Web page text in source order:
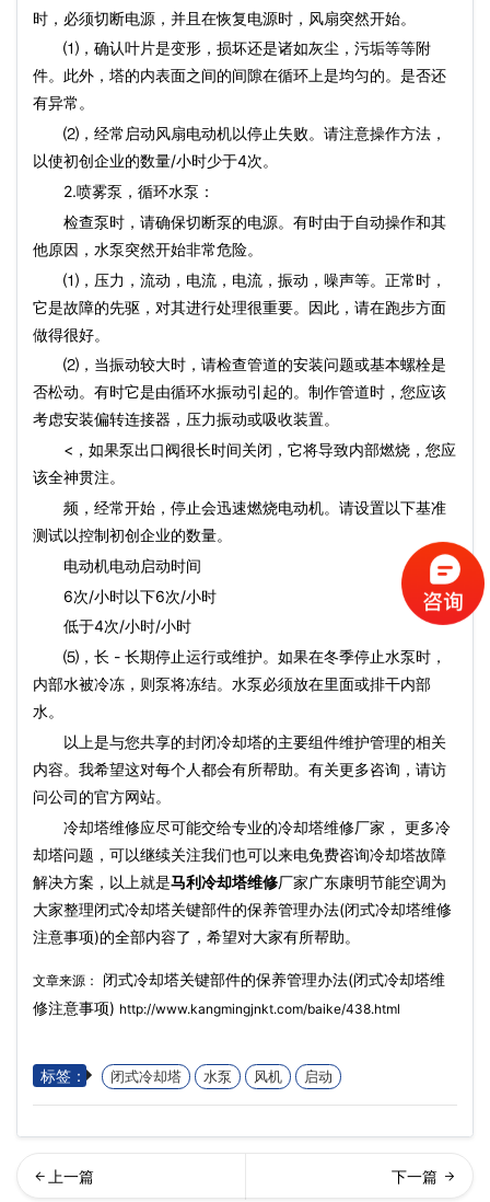
时，必须切断电源，并且在恢复电源时，风扇突然开始。
⑴，确认叶片是变形，损坏还是诸如灰尘，污垢等等附
件。此外，塔的内表面之间的间隙在循环上是均匀的。是否还
有异常。
⑵，经常启动风扇电动机以停止失败。请注意操作方法，
以使初创企业的数量/小时少于4次。
2.喷雾泵，循环水泵：
检查泵时，请确保切断泵的电源。有时由于自动操作和其
他原因，水泵突然开始非常危险。
⑴，压力，流动，电流，电流，振动，噪声等。正常时，
它是故障的先驱，对其进行处理很重要。因此，请在跑步方面
做得很好。
⑵，当振动较大时，请检查管道的安装问题或基本螺栓是
否松动。有时它是由循环水振动引起的。制作管道时，您应该
考虑安装偏转连接器，压力振动或吸收装置。
<，如果泵出口阀很长时间关闭，它将导致内部燃烧，您应
该全神贯注。
频，经常开始，停止会迅速燃烧电动机。请设置以下基准
测试以控制初创企业的数量。
电动机电动启动时间
6次/小时以下6次/小时
低于4次/小时/小时
⑸，长 - 长期停止运行或维护。如果在冬季停止水泵时，
内部水被冷冻，则泵将冻结。水泵必须放在里面或排干内部
水。
以上是与您共享的封闭冷却塔的主要组件维护管理的相关
内容。我希望这对每个人都会有所帮助。有关更多咨询，请访
问公司的官方网站。
冷却塔维修应尽可能交给专业的冷却塔维修厂家， 更多冷
却塔问题，可以继续关注我们也可以来电免费咨询冷却塔故障
解决方案，以上就是马利冷却塔维修厂家广东康明节能空调为
大家整理闭式冷却塔关键部件的保养管理办法(闭式冷却塔维修
注意事项)的全部内容了，希望对大家有所帮助。
文章来源：
闭式冷却塔关键部件的保养管理办法(闭式冷却塔维
修注意事项) http://www.kangmingjnkt.com/baike/438.html
标签： 闭式冷却塔 水泵 风机 启动